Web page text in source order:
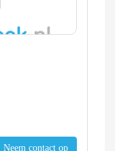
Neem contact op